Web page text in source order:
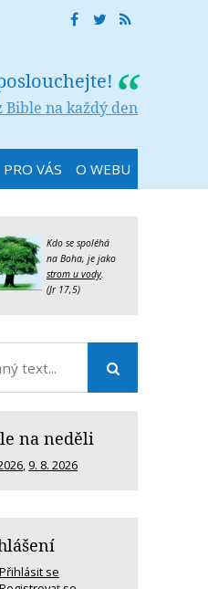
Bible na každý den
PRO VÁS O WEBU
Kdo se spoléhá
na Boha, je jako
strom u vody.
(Jr 17,5)
na neděli
, 9. 8. 2026
Přihlásit se